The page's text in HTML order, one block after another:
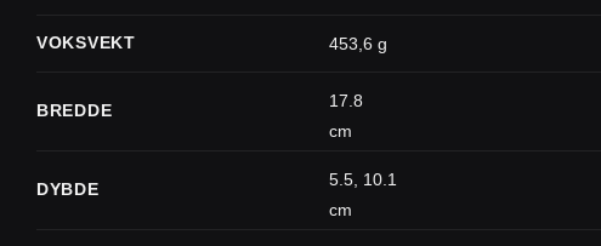
VOKSVEKT 453,6 g
BREDDE
17.8
cm
DYBDE
5.5, 10.1
cm